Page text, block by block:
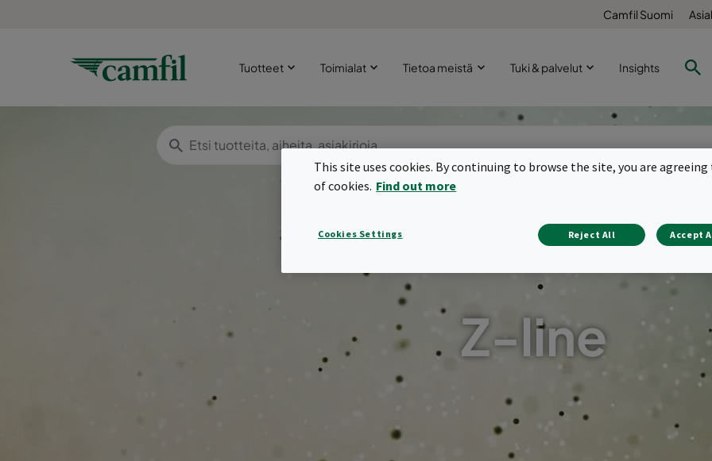
Camfil Suomi
Tuotteet Toimialat Tietoa meistä Tuki & palvelut Insights
Z-line
This site uses cookies. By continuing to browse the site, you are agreeing
of cookies. Find out more
Cookies Settings Reject All Accept